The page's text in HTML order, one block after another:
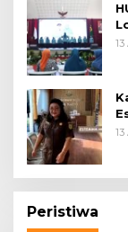
Peristiwa